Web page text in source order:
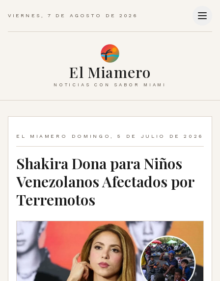
VIERNES, 7 DE AGOSTO DE 2026
El Miamero
NOTICIAS CON SABOR MIAMI
EL MIAMERO DOMINGO, 5 DE JULIO DE 2026
Shakira Dona para Niños
Venezolanos Afectados por
Terremotos